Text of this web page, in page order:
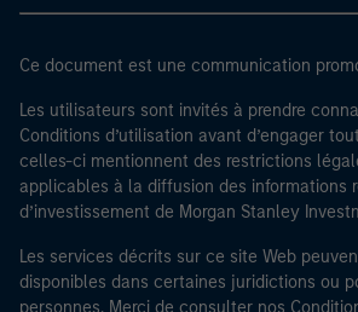
Ce document est une communication
Les utilisateurs sont invités à prendre
Conditions d’utilisation avant d’engager
celles-ci mentionnent des restrictions
applicables à la diffusion des informations
d’investissement de Morgan Stanley
Les services décrits sur ce site Web
disponibles dans certaines juridictions ou
personnes. Merci de consulter nos